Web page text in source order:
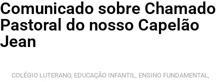
Comunicado sobre Chamado
Pastoral do nosso Capelão
Jean
COLÉGIO LUTERANO EDUCAÇÃO INFANTIL ENSINO FUNDAMENTAL